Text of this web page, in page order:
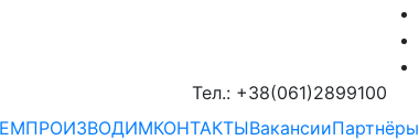
Тел.: +38(061)2899100
ПРОИЗВОДИМКОНТАКТЫВакансииПартнёры